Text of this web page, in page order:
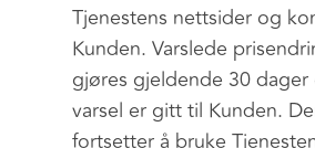
Tjenestens nettsider og
Kunden. Varslede
gjøres gjeldende 30
varsel er gitt til Kunden.
fortsetter å bruke